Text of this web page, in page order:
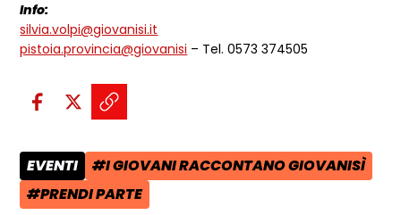
Info:
silvia.volpi@giovanisi.it
pistoia.provincia@giovanisi – Tel. 0573 374505
Condividi sui social:
Condividi su Facebook - apre
Condividi su X - apre una
Copia il link e condividi -
CATEGORIA POST:
EVENTI TAG:
#I GIOVANI RACCONTANO GIOVANISÌ
TAG:
#PRENDI PARTE